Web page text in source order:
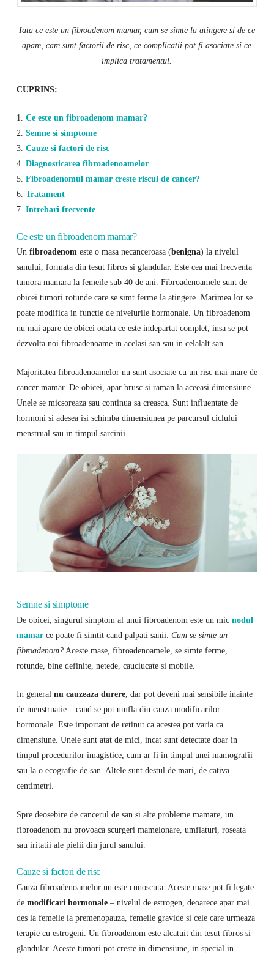
Iata ce este un fibroadenom mamar, cum se simte la atingere si de ce
apare, care sunt factorii de risc, ce complicatii pot fi asociate si ce
implica tratamentul.
CUPRINS:
1. Ce este un fibroadenom mamar?
2. Semne si simptome
3. Cauze si factori de risc
4. Diagnosticarea fibroadenoamelor
5. Fibroadenomul mamar creste riscul de cancer?
6. Tratament
7. Intrebari frecvente
Ce este un fibroadenom mamar?
Un fibroadenom este o masa necanceroasa (benigna) la nivelul
sanului, formata din tesut fibros si glandular. Este cea mai frecventa
tumora mamara la femeile sub 40 de ani. Fibroadenoamele sunt de
obicei tumori rotunde care se simt ferme la atingere. Marimea lor se
poate modifica in functie de nivelurile hormonale. Un fibroadenom
nu mai apare de obicei odata ce este indepartat complet, insa se pot
dezvolta noi fibroadenoame in acelasi san sau in celalalt san.
Majoritatea fibroadenoamelor nu sunt asociate cu un risc mai mare de
cancer mamar. De obicei, apar brusc si raman la aceeasi dimensiune.
Unele se micsoreaza sau continua sa creasca. Sunt influentate de
hormoni si adesea isi schimba dimensiunea pe parcursul ciclului
menstrual sau in timpul sarcinii.
Semne si simptome
De obicei, singurul simptom al unui fibroadenom este un mic nodul
mamarce poate fi simtit cand palpati sanii. Cum se simte un
fibroadenom?Aceste mase, fibroadenoamele, se simte ferme,
rotunde, bine definite, netede, cauciucate si mobile.
In general nu cauzeaza durere, dar pot deveni mai sensibile inainte
de menstruatie – cand se pot umfla din cauza modificarilor
hormonale. Este important de retinut ca acestea pot varia ca
dimensiune. Unele sunt atat de mici, incat sunt detectate doar in
timpul procedurilor imagistice, cum ar fi in timpul unei mamografii
sau la o ecografie de san. Altele sunt destul de mari, de cativa
centimetri.
Spre deosebire de cancerul de san si alte probleme mamare, un
fibroadenom nu provoaca scurgeri mamelonare, umflaturi, roseata
sau iritatii ale pielii din jurul sanului.
Cauze si factori de risc
Cauza fibroadenoamelor nu este cunoscuta. Aceste mase pot fi legate
de modificari hormonale– nivelul de estrogen, deoarece apar mai
des la femeile la premenopauza, femeile gravide si cele care urmeaza
terapie cu estrogeni. Un fibroadenom este alcatuit din tesut fibros si
glandular. Aceste tumori pot creste in dimensiune, in special in